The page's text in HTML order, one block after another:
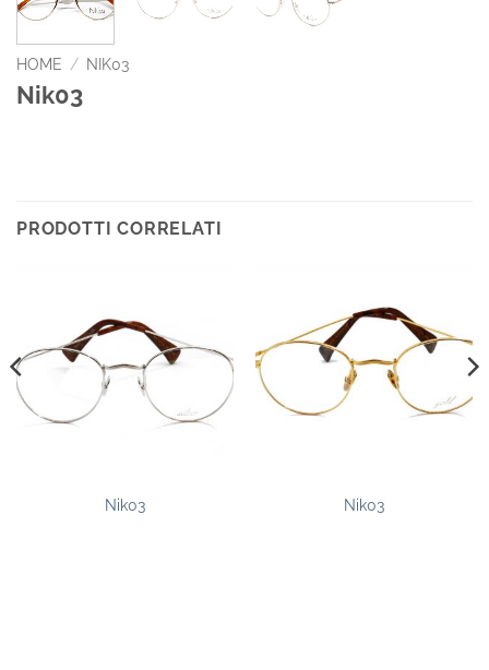
HOME / NIK03
Nik03
PRODOTTI CORRELATI
Nik03 Nik03